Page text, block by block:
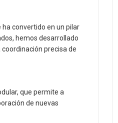
convertido en un pilar
hemos desarrollado
precisa de
que permite a
de nuevas